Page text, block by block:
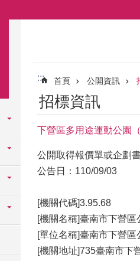
::: 首頁 公開資訊
招標資訊
下營區多用途運動公園
公開取得報價單或企劃
公告日：110/09/03
[機關代碼]3.95.68
[機關名稱]臺南市下營區
[單位名稱]臺南市下營區
[機關地址]735臺南市下